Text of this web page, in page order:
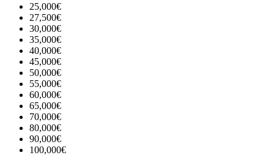
25,000€
27,500€
30,000€
35,000€
40,000€
45,000€
50,000€
55,000€
60,000€
65,000€
70,000€
80,000€
90,000€
100,000€